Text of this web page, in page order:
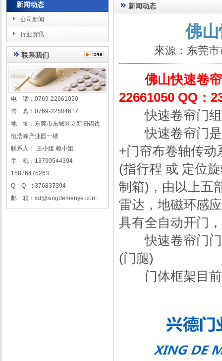
新闻动态
公司新闻
行业资讯
联系我们
电 话：0769-22661050
传 真：0769-22504617
地 址：东莞市东城区立新旧锡边
恒浩峰产业园一楼
联系人： 王小姐 赖小姐
手 机：13790544394
15876475263
Q Q : 376837394
邮 箱：xd@xingdemenye.com
新闻动态
佛
來源：东莞
佛山快速卷
22661050 QQ：
快速卷帘门组
快速卷帘门是
+门帘布卷轴传动
(指行程 或 定位
制箱)，由以上五
雷达，地磁环感
具有全自动开门
快速卷帘门门
(门腿)
门体框架目前